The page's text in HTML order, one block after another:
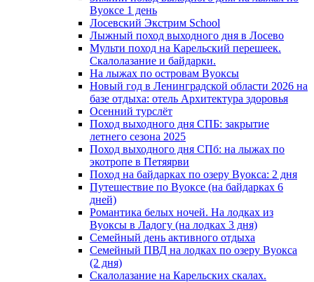
Вуоксе 1 день
Лосевский Экстрим School
Лыжный поход выходного дня в Лосево
Мульти поход на Карельский перешеек.
Скалолазание и байдарки.
На лыжах по островам Вуоксы
Новый год в Ленинградской области 2026 на
базе отдыха: отель Архитектура здоровья
Осенний турслёт
Поход выходного дня СПБ: закрытие
летнего сезона 2025
Поход выходного дня СПб: на лыжах по
экотропе в Петяярви
Поход на байдарках по озеру Вуокса: 2 дня
Путешествие по Вуоксе (на байдарках 6
дней)
Романтика белых ночей. На лодках из
Вуоксы в Ладогу (на лодках 3 дня)
Семейный день активного отдыха
Семейный ПВД на лодках по озеру Вуокса
(2 дня)
Скалолазание на Карельских скалах.